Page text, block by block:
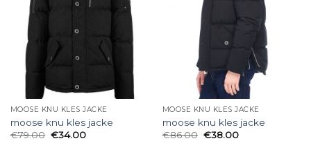
MOOSE KNU KLES JACKE
moose knu kles jacke
€79.00 €34.00
MOOSE KNU KLES JACKE
moose knu kles jacke
€86.00 €38.00